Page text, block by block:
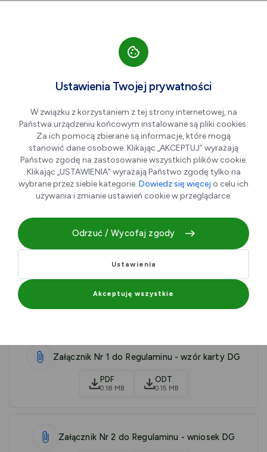
Dla Mieszkańca
Regulamin AKTYWNA DG
PDF
0.24 MB
DOCX
0.04 MB
Zarządzenie AKTYWNA DG
PDF
0.22 MB
Załącznik Nr 1 do Regulaminu - wzór karty DG
PDF
0.18 MB
ODT
0.15 MB
Załącznik Nr 2 do Regulaminu - wniosek DG
Ustawienia Twojej prywatności
W związku z korzystaniem z tej strony internetowej, na
Państwa urządzeniu końcowym instalowane są pliki cookies.
Za ich pomocą zbierane są informacje, które mogą
stanowić dane osobowe. Klikając „AKCEPTUJ” wyrażają
Państwo zgodę na zastosowanie wszystkich plików cookie.
Klikając „USTAWIENIA” wyrażają Państwo zgodę tylko na
wybrane przez siebie kategorie. Dowiedz się więcej o celu ich
używania i zmianie ustawień cookie w przeglądarce.
Odrzuć / Wycofaj zgody
Ustawienia
Akceptuję wszystkie